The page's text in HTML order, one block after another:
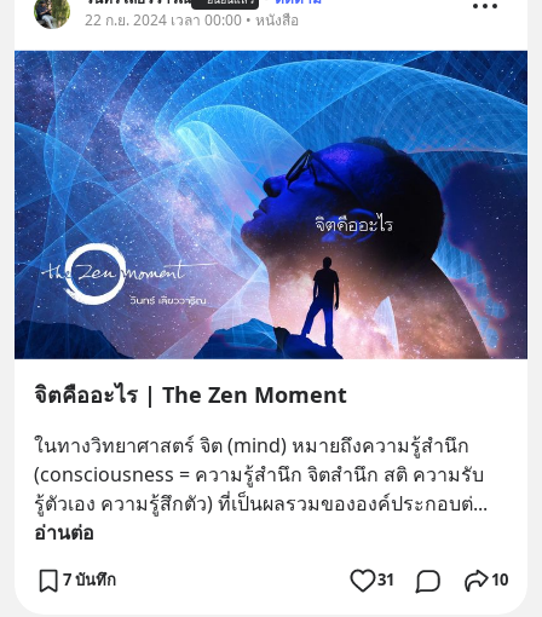
22 ก.ย. 2024 เวลา 00:00 • หนังสือ
จิตคืออะไร | The Zen Moment
ในทางวิทยาศาสตร์ จิต (mind) หมายถึงความรู้สำนึก
(consciousness = ความรู้สำนึก จิตสำนึก สติ ความรับ
รู้ตัวเอง ความรู้สึกตัว) ที่เป็นผลรวมขององค์ประกอบต่
อ่านต่อ
7 บันทึก 31 10